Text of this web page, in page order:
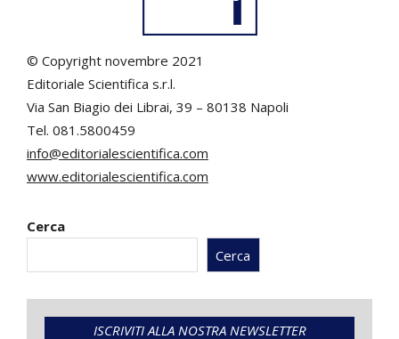
© Copyright novembre 2021
Editoriale Scientifica s.r.l.
Via San Biagio dei Librai, 39 – 80138 Napoli
Tel. 081.5800459
info@editorialescientifica.com
www.editorialescientifica.com
Cerca
Cerca
ISCRIVITI ALLA NOSTRA NEWSLETTER